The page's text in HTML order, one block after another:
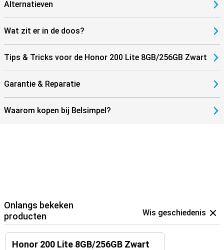
Alternatieven
Wat zit er in de doos?
Tips & Tricks voor de Honor 200 Lite 8GB/256GB Zwart
Garantie & Reparatie
Waarom kopen bij Belsimpel?
Onlangs bekeken
producten
Wis geschiedenis
Honor 200 Lite 8GB/256GB Zwart